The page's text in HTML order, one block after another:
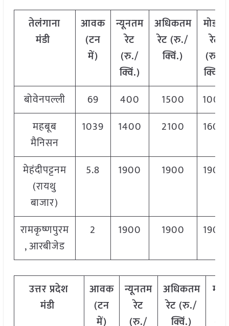
तेलंगाना
मंडी
आवक
(टन
में)
न्यूनतम
रेट
(रु./
क्विं.)
अधिकतम
रेट (रु./
क्विं.)
मोडल
रेट
(रु./
क्विं.)
बोवेनपल्ली
69 400 1500
1000
महबूब
मैनिसन
1039 1400 2100 1600
मेहंदीपट्टनम
(रायथु
बाजार)
5.8 1900 1900 1900
रामकृष्णपुरम
, आरबीजेड
2 1900 1900 1900
उत्तरप्रदेश
मंडी
आवक
(टन
में)
न्यूनतम
रेट
(रु./
अधिकतम
रेट (रु./
क्विं.)